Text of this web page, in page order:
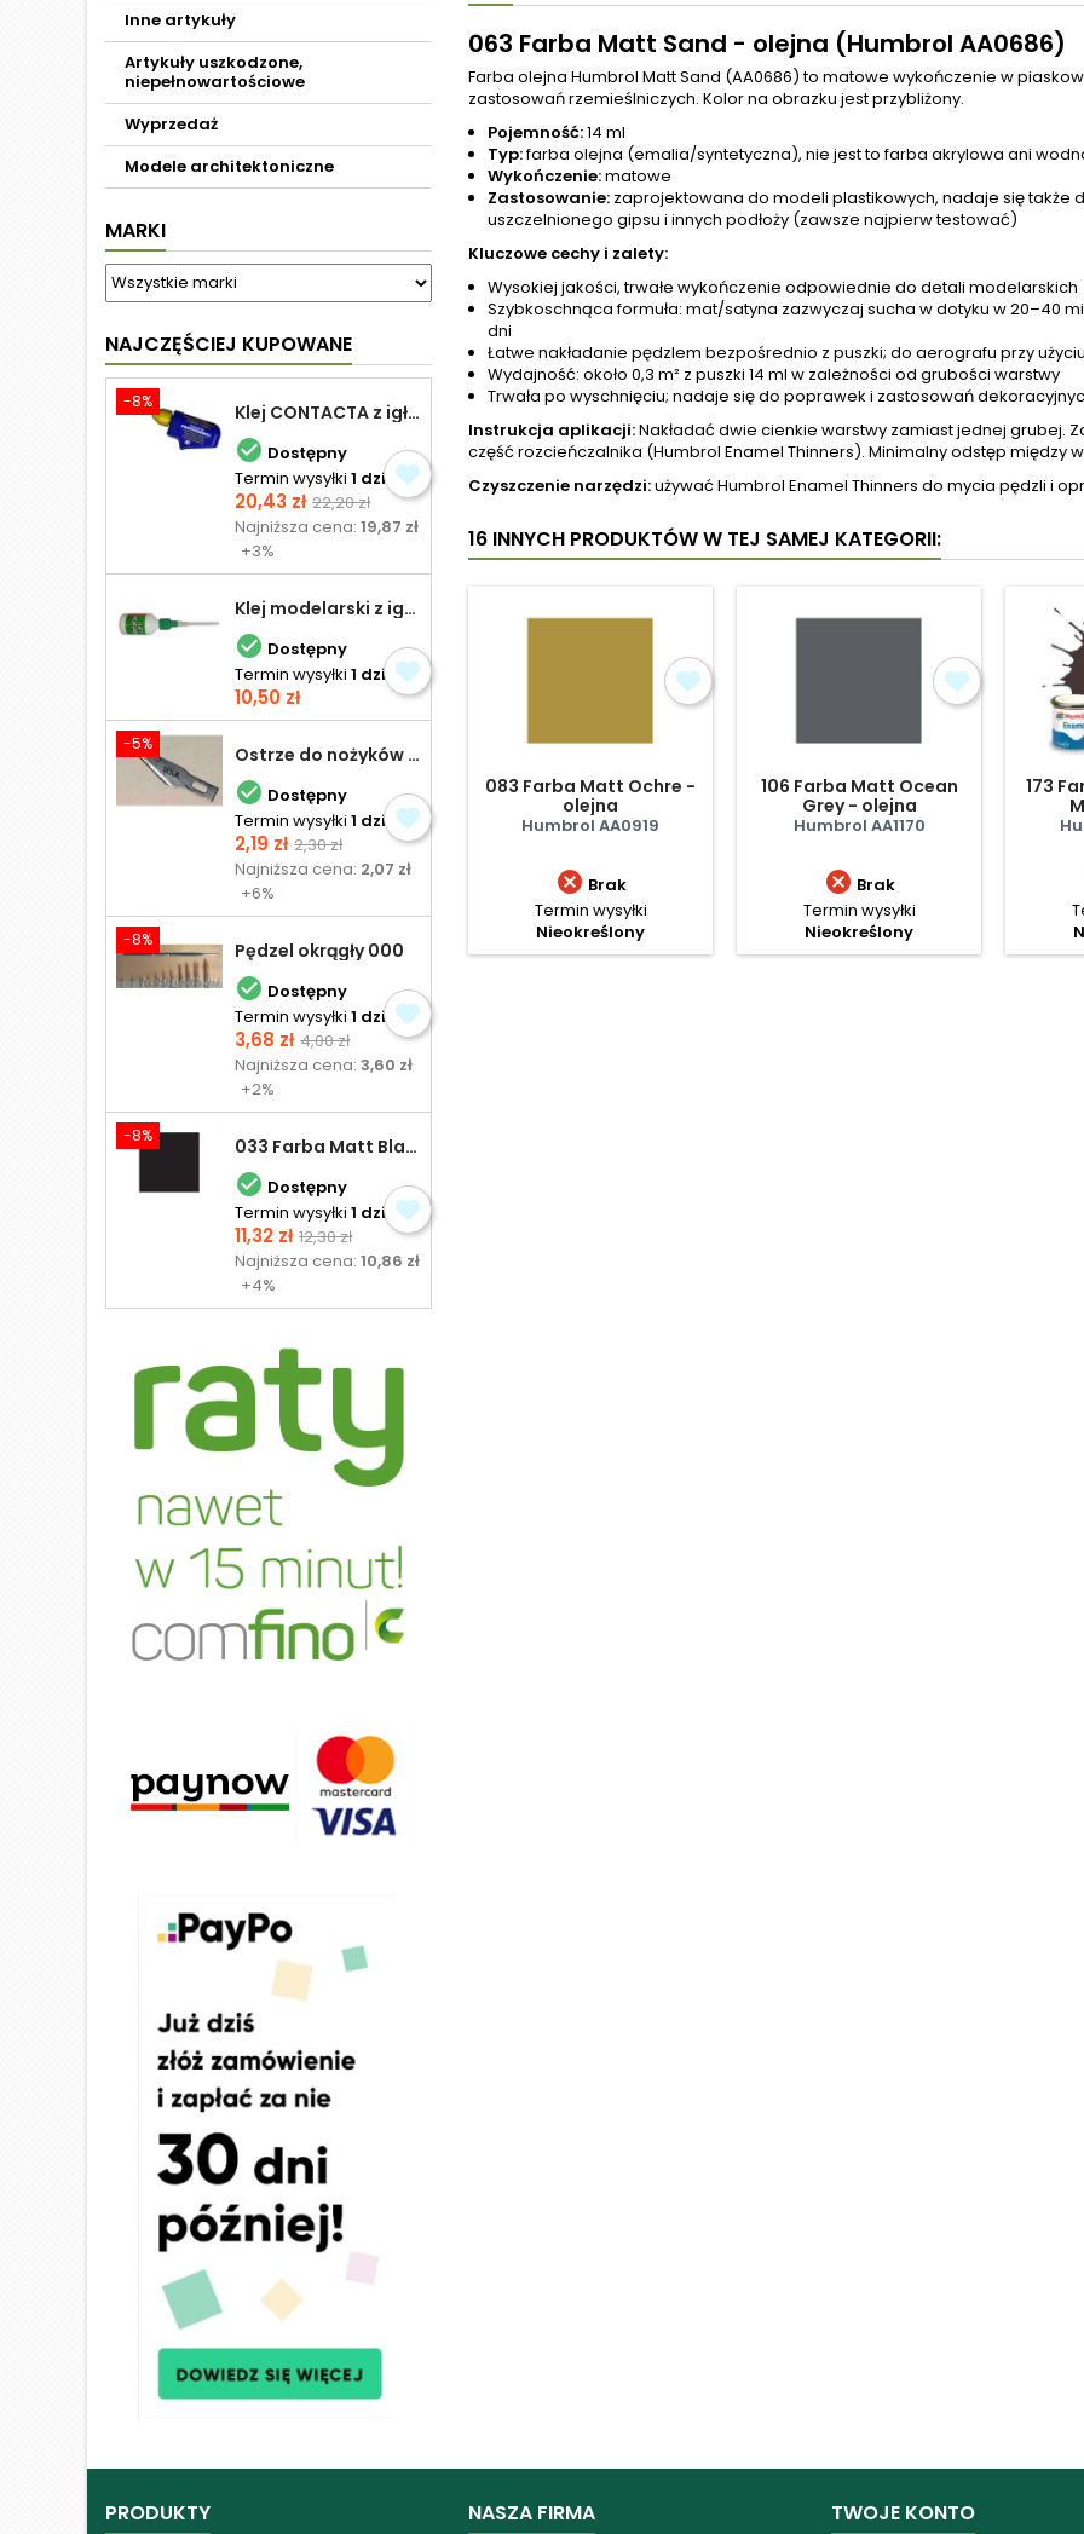
Inne artykuły
Artykuły uszkodzone,
niepełnowartościowe
Wyprzedaż
Modele architektoniczne
MARKI
NAJCZĘŚCIEJ KUPOWANE
-8% Klej CONTACTA z igłą do plastiku 25,0 g
 Dostępny
Termin wysyłki 1 dzień
Cena
20,43 zł Cena
podstawowa
22,20 zł
Najniższa cena:19,87 zł
+3%
Klej modelarski z igłą 30 ml
 Dostępny
Termin wysyłki 1 dzień
Cena
10,50 zł
-5% Ostrze do nożyków Excel
 Dostępny
Termin wysyłki 1 dzień
Cena
2,19 zł Cena
podstawowa
2,30 zł
Najniższa cena: 2,07 zł
+6%
-8% Pędzel okrągły 000
 Dostępny
Termin wysyłki 1 dzień
Cena
3,68 zł Cena
podstawowa
4,00 zł
Najniższa cena:3,60 zł
+2%
-8% 033 Farba Matt Black - olejna
 Dostępny
Termin wysyłki 1 dzień
Cena
11,32 zł Cena
podstawowa
12,30 zł
Najniższa cena:10,86 zł
+4%
063 Farba Matt Sand - olejna (Humbrol AA0686)
Farba olejna Humbrol Matt Sand (AA0686) to matowe wykończenie w
zastosowań rzemieślniczych. Kolor na obrazku jest przybliżony.
Pojemność:14 ml
Typ:farba olejna (emalia/syntetyczna), nie jest to farba akrylowa ani
Wykończenie:matowe
Zastosowanie: zaprojektowana do modeli plastikowych, nadaje się także
uszczelnionego gipsu i innych podłoży (zawsze najpierw testować)
Kluczowe cechy i zalety:
Wysokiej jakości, trwałe wykończenie odpowiednie do detali modelarskich
Szybkoschnąca formuła: mat/satyna zazwyczaj sucha w dotyku w 20–40
dni
Łatwe nakładanie pędzlem bezpośrednio z puszki; do aerografu przy
Wydajność: około 0,3 m² z puszki 14 ml w zależności od grubości warstwy
Trwała po wyschnięciu; nadaje się do poprawek i zastosowań
Instrukcja aplikacji:Nakładać dwie cienkie warstwy zamiast jednej grubej.
część rozcieńczalnika (Humbrol Enamel Thinners). Minimalny odstęp
Czyszczenie narzędzi:używać Humbrol Enamel Thinners do mycia pędzli i
16 INNYCH PRODUKTÓW W TEJ SAMEJ KATEGORII:
083 Farba Matt Ochre -
olejna
Humbrol AA0919
 Brak
Termin wysyłki
Nieokreślony
106 Farba Matt Ocean
Grey - olejna
Humbrol AA1170
 Brak
Termin wysyłki
Nieokreślony
173
PRODUKTY NASZA FIRMA TWOJE KONTO